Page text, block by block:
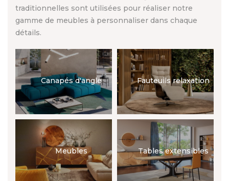
traditionnelles sont utilisées pour réaliser notre
gamme de meubles à personnaliser dans chaque
détails.
Canapés d'angle Fauteuils relaxation
Meubles Tables extensibles